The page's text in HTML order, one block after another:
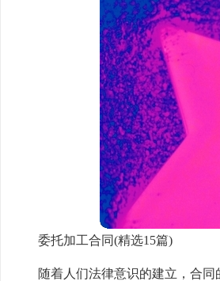
委托加工合同(精选15篇)
随着人们法律意识的建立，合